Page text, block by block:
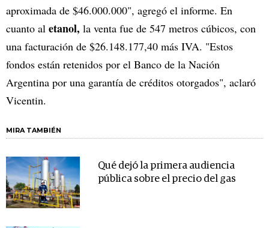
aproximada de $46.000.000", agregó el informe. En
cuanto al etanol, la venta fue de 547 metros cúbicos, con
una facturación de $26.148.177,40 más IVA. "Estos
fondos están retenidos por el Banco de la Nación
Argentina por una garantía de créditos otorgados", aclaró
Vicentin.
MIRA TAMBIÉN
Qué dejó la primera audiencia
pública sobre el precio del gas